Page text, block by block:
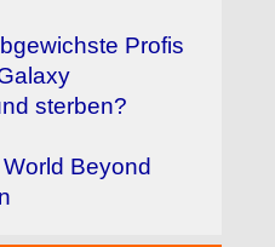
Profis
sterben?
Beyond